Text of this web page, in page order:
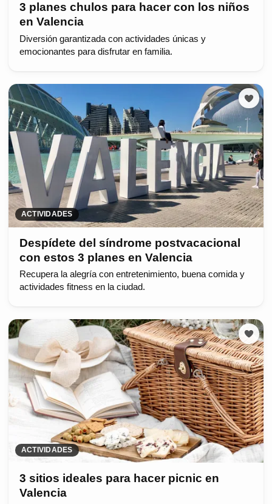
3 planes chulos para hacer con los niños
en Valencia
Diversión garantizada con actividades únicas y
emocionantes para disfrutar en familia.
ACTIVIDADES
Despídete del síndrome postvacacional
con estos 3 planes en Valencia
Recupera la alegría con entretenimiento, buena comida y
actividades fitness en la ciudad.
ACTIVIDADES
3 sitios ideales para hacer picnic en
Valencia